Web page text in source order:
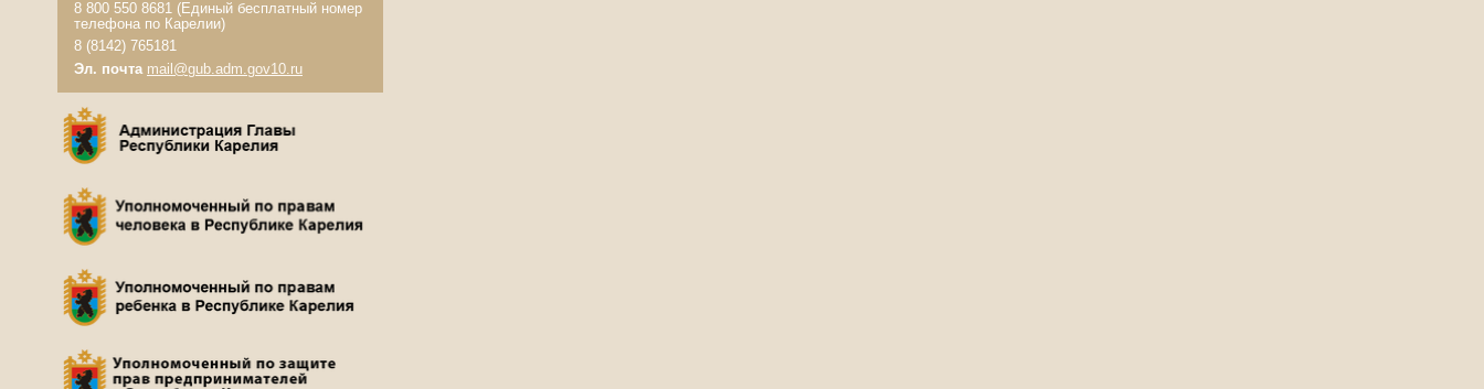
8 800 550 8681 (Единый бесплатный номер
телефона по Карелии)
8 (8142) 765181
Эл. почта mail@gub.adm.gov10.ru